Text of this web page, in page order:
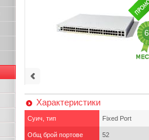
Характеристики
Суич, тип Fixed Port
Общ брой портове 52